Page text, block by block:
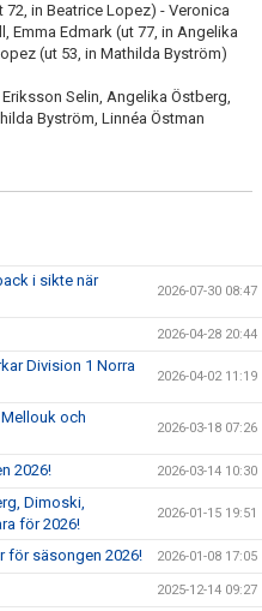
in Beatrice Lopez) - Veronica
Emma Edmark (ut 77, in Angelika
(ut 53, in Mathilda Byström)
Selin, Angelika Östberg,
Byström, Linnéa Östman
i sikte när
2026-07-30 08:47
2026-04-28 20:44
Division 1 Norra
2026-04-02 11:19
och
2026-03-18 07:26
2026! 2026-03-14 10:30
Dimoski,
för 2026!
2026-01-15 19:51
för säsongen 2026! 2026-01-08 17:05
2025-12-14 09:27